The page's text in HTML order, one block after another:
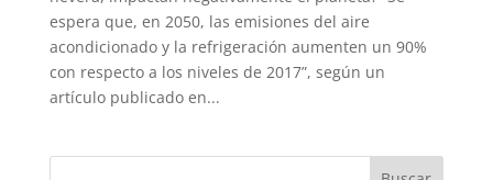
espera que, en 2050, las emisiones del aire
acondicionado y la refrigeración aumenten un 90%
con respecto a los niveles de 2017”, según un
artículo publicado en...